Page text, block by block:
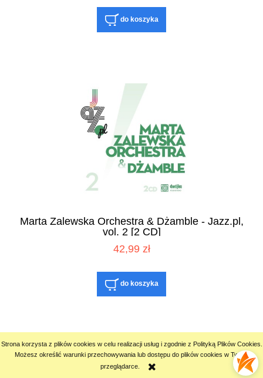
Strona korzysta z plików cookies w celu realizacji usług i zgodnie z Polityką Plików Cookies.
Możesz określić warunki przechowywania lub dostępu do plików cookies w Twojej
przeglądarce.
do koszyka
Marta Zalewska Orchestra & Dżamble - Jazz.pl,
vol. 2 [2 CD]
42,99 zł
do koszyka